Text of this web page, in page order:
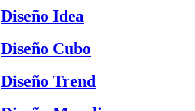
Diseño Idea
Diseño Cubo
Diseño Trend